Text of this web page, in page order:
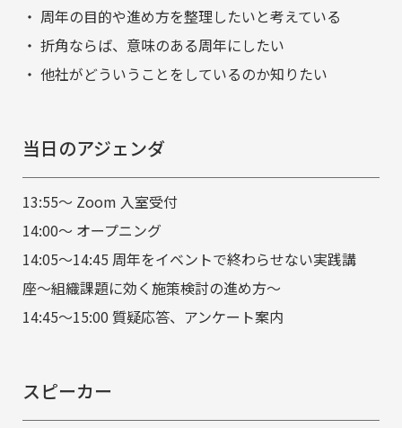
・ 周年の目的や進め方を整理したいと考えている
・ 折角ならば、意味のある周年にしたい
・ 他社がどういうことをしているのか知りたい
当日のアジェンダ
13:55〜 Zoom 入室受付
14:00〜 オープニング
14:05〜14:45 周年をイベントで終わらせない実践講
座〜組織課題に効く施策検討の進め方〜
14:45～15:00 質疑応答、アンケート案内
スピーカー